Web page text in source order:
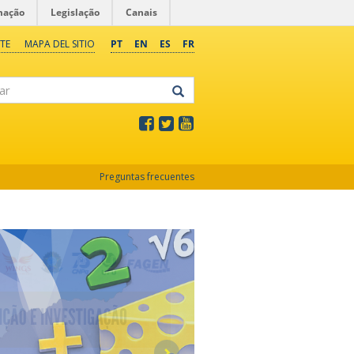
Legislação Canais
PT EN ES FR
MAPA DEL SITIO
Preguntas frecuentes